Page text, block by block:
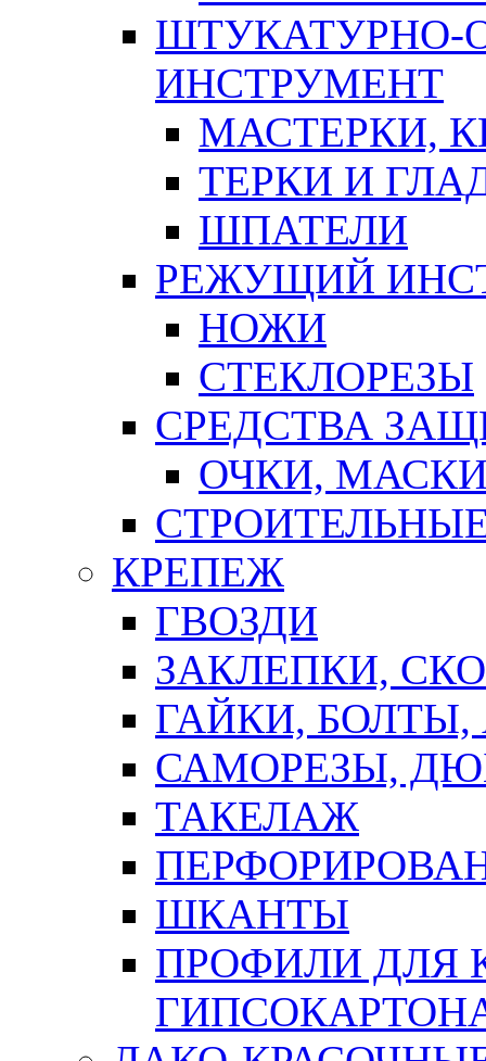
ШТУКАТУРНО-
ИНСТРУМЕНТ
МАСТЕРКИ,
ТЕРКИ И
ШПАТЕЛИ
РЕЖУЩИЙ
НОЖИ
СТЕКЛОРЕЗЫ
СРЕДСТВА
ОЧКИ,
КРЕПЕЖ
ГВОЗДИ
ЗАКЛЕПКИ,
ГАЙКИ,
САМОРЕЗЫ,
ТАКЕЛАЖ
ШКАНТЫ
ПРОФИЛИ ДЛЯ